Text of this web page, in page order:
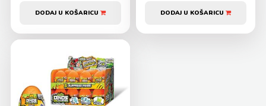
DODAJ U KOŠARICU DODAJ U KOŠARICU